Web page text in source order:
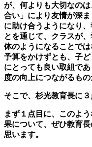
が、何よりも大切なの
合い」により友情が深
に助け合うようになり
とを通じて、クラスが
体のようになることで
予算をかけずとも、子
にとっても良い取組で
度の向上につながるもの
そこで、杉光教育長に３
まず１点目に、このよ
果について、ぜひ教育
思います。